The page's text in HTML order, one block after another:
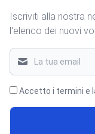
Iscriviti alla nostra
l'elenco dei nuovi
Accetto i termini e